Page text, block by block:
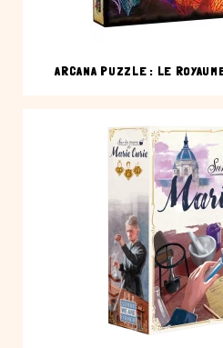
ARCANA PUZZLE : LE